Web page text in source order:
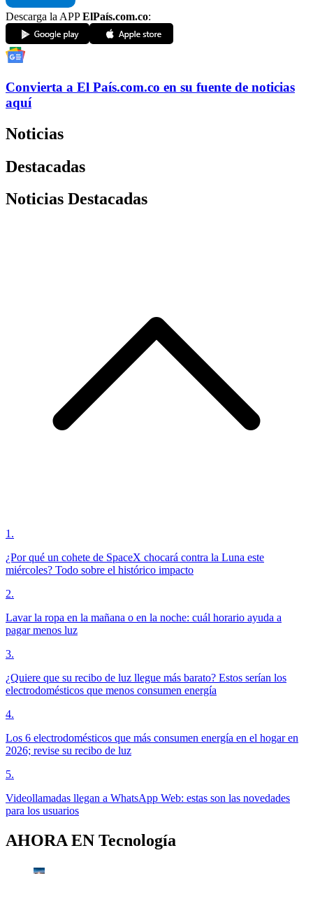
Descarga la APPElPaís.com.co:
Convierta a El País.com.co en su fuente de noticias
aquí
Noticias
Destacadas
Noticias Destacadas
1 .
¿Por qué un cohete de SpaceX chocará contra la Luna este
miércoles? Todo sobre el histórico impacto
2.
Lavar la ropa en la mañana o en la noche: cuál horario ayuda a
pagar menos luz
3.
¿Quiere que su recibo de luz llegue más barato? Estos serían los
electrodomésticos que menos consumen energía
4.
Los 6 electrodomésticos que más consumen energía en el hogar en
2026; revise su recibo de luz
5.
Videollamadas llegan a WhatsApp Web: estas son las novedades
para los usuarios
AHORA EN Tecnología